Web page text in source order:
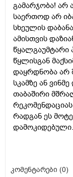
გამარჯობა! არ
საერთოდ არ
სხეულის
ამისთვის
წყალგაუმტარი
წყლისგან
დაყრდნობა არ
სკამზე ან
თაბაშირი
რადგან ეს
დამოკიდებული.
კომენტარები (0)